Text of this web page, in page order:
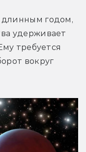
длинным годом,
удерживает
требуется
вокруг